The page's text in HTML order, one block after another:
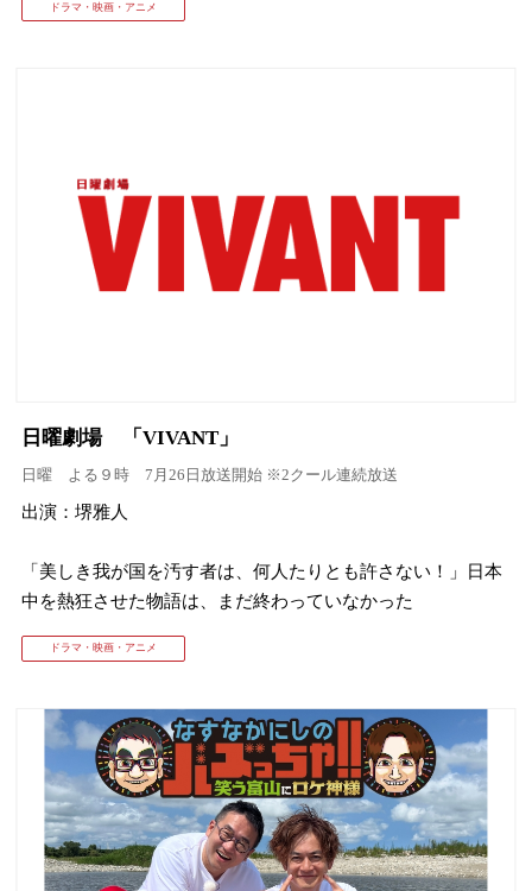
ドラマ・映画・アニメ
日曜劇場 「VIVANT」
日曜 よる９時 7月26日放送開始 ※2クール連続放送
出演：堺雅人
「美しき我が国を汚す者は、何人たりとも許さない！」日本
中を熱狂させた物語は、まだ終わっていなかった
ドラマ・映画・アニメ